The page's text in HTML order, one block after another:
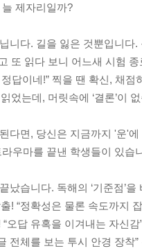
제자리일까?
니다. 길을 잃은 것뿐입니
또 읽다 보니 어느새 시험 종
답이네!” 찍을 땐 확신, 채점
었는데, 머릿속에 ‘결론’이
다면, 당신은 지금까지 '운'
우마를 끝낸 학생들이 있습
났습니다. 독해의 ‘기준점’
! “정확성은 물론 속도까지
오답 유혹을 이겨내는 자신감
전체를 보는 투시 안경 장착”